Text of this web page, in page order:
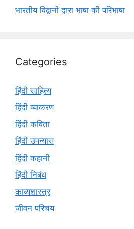
भारतीय विद्वानों द्वारा भाषा की परिभाषा
Categories
हिंदी साहित्य
हिंदी व्याकरण
हिंदी कविता
हिंदी उपन्यास
हिंदी कहानी
हिंदी निबंध
काव्यशास्त्र
जीवन परिचय